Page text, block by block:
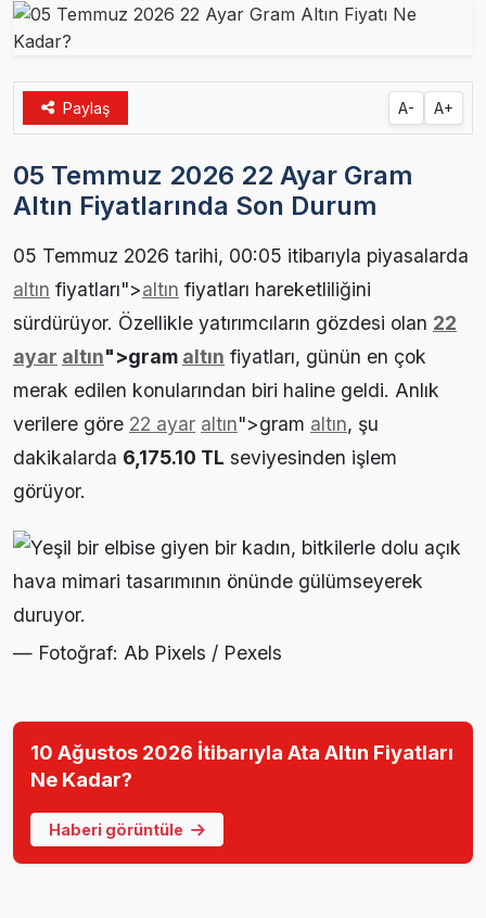
Paylaş A- A+
05 Temmuz 2026 22 Ayar Gram
Altın Fiyatlarında Son Durum
05 Temmuz 2026 tarihi, 00:05 itibarıyla piyasalarda
altın fiyatları">altın fiyatları hareketliliğini
sürdürüyor. Özellikle yatırımcıların gözdesi olan 22
ayar altın">gram altın fiyatları, günün en çok
merak edilen konularından biri haline geldi. Anlık
verilere göre 22 ayar altın">gram altın, şu
dakikalarda 6,175.10 TL seviyesinden işlem
görüyor.
— Fotoğraf: Ab Pixels / Pexels
10 Ağustos 2026 İtibarıyla Ata Altın Fiyatları
Ne Kadar?
Haberi görüntüle